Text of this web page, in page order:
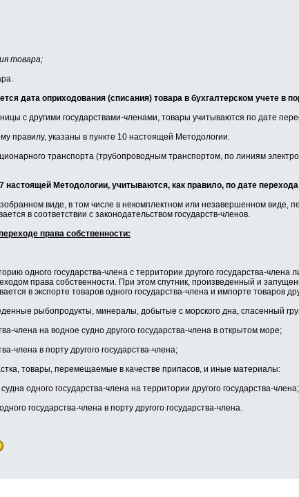
товара;
дата оприходования (списания) товара в бухгалтерском учете в
с другими государствами-членами, товары учитываются по дате
правилу, указаны в пункте 10 настоящей Методологии.
транспорта (трубопроводным транспортом, по линиям
настоящей Методологии, учитываются, как правило, по дате
виде, в том числе в некомплектном или незавершенном виде,
в соответствии с законодательством государств-членов.
права собственности:
одного государства-члена с территории другого государства-
права собственности. При этом спутник, произведенный и
в экспорте товаров одного государства-члена и импорте товаров
рыбопродукты, минералы, добытые с морского дна, спасенный
члена на водное судно другого государства-члена в открытом море;
члена в порту другого государства-члена;
товары, перемещаемые в качестве припасов, и иные материалы:
одного государства-члена на территории другого государства-члена;
государства-члена в порту другого государства-члена.